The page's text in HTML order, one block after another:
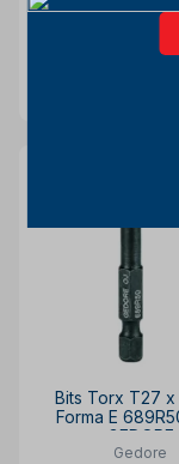
Bits Torx T27 x
Forma E
GEDORE
Gedore